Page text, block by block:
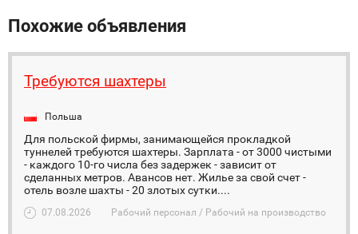
Похожие объявления
Требуются шахтеры
Польша
Для польской фирмы, занимающейся прокладкой
туннелей требуются шахтеры. Зарплата - от 3000 чистыми
- каждого 10-го числа без задержек - зависит от
сделанных метров. Авансов нет. Жилье за свой счет -
отель возле шахты - 20 злотых сутки....
07.08.2026 Рабочий персонал / Рабочий на производство